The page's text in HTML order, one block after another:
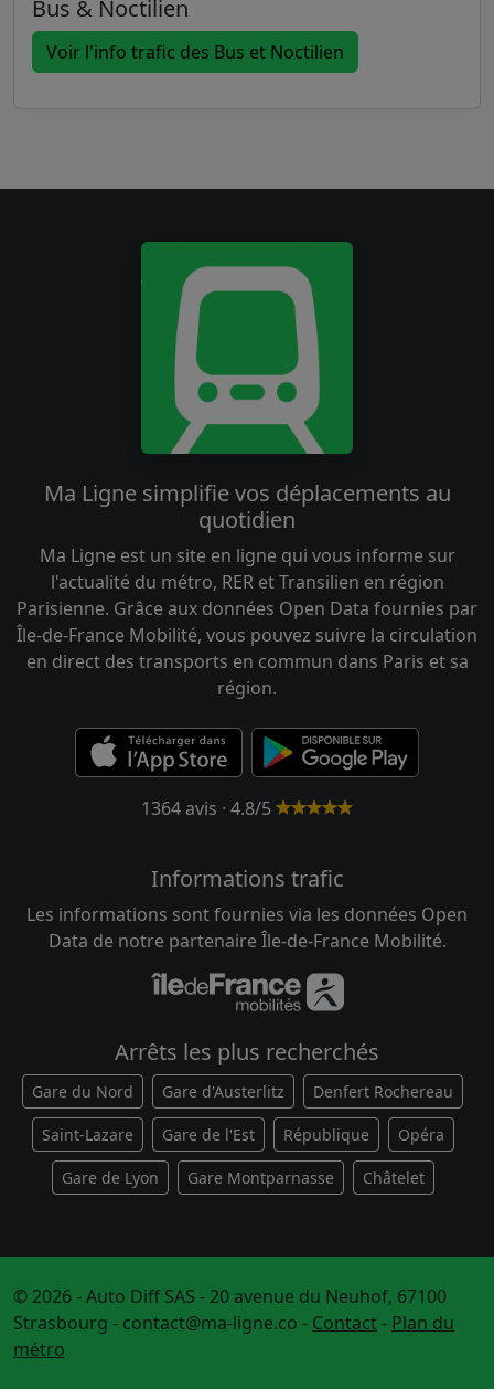
Bus & Noctilien
Voir l'info trafic des Bus et Noctilien
Ma Ligne simplifie vos déplacements au
quotidien
Ma Ligne est un site en ligne qui vous informe sur
l'actualité du métro, RER et Transilien en région
Parisienne. Grâce aux données Open Data fournies par
Île-de-France Mobilité, vous pouvez suivre la circulation
en direct des transports en commun dans Paris et sa
région.
1364 avis · 4.8/5
Informations trafic
Les informations sont fournies via les données Open
Data de notre partenaire Île-de-France Mobilité.
Arrêts les plus recherchés
Gare du Nord Gare d'Austerlitz Denfert Rochereau
Saint-Lazare Gare de l'Est République Opéra
Gare de Lyon Gare Montparnasse Châtelet
© 2026 - Auto Diff SAS - 20 avenue du Neuhof, 67100
Strasbourg - contact@ma-ligne.co - Contact- Plan du
métro